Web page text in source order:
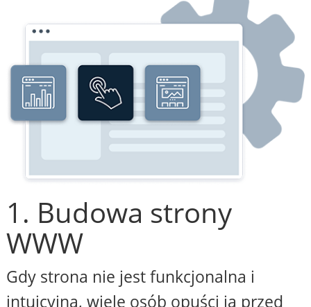
1. Budowa strony
WWW
Gdy strona nie jest funkcjonalna i
intuicyjna, wiele osób opuści ją przed